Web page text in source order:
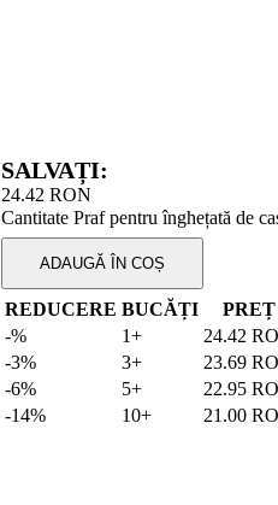
SALVAȚI:
24.42 RON
Cantitate Praf pentru înghețată de
ADAUGĂ ÎN COȘ
REDUCERE BUCĂȚI
PREȚ
-%
1+ 24.42
-3%
3+ 23.69
-6%
5+ 22.95
-14%
10+ 21.00